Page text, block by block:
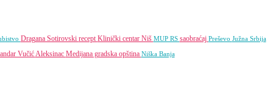
Dragana Sotirovski receptKlinički centar Niš MUP RS saobraćaj Preševo Južna Srbija
VučićAleksinac Medijana gradska opština Niška Banja